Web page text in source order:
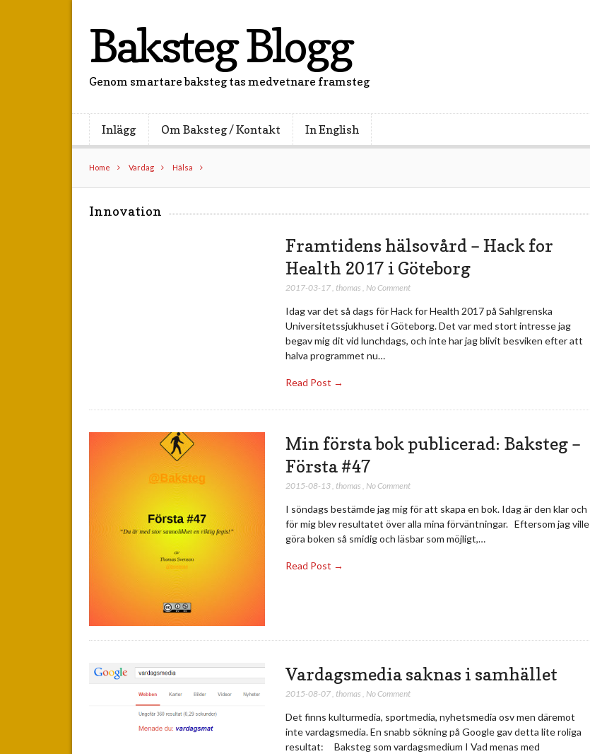
Baksteg Blogg
Genom smartare baksteg tas medvetnare framsteg
Inlägg Om Baksteg / Kontakt In English
Home Vardag Hälsa
Innovation
Framtidens hälsovård – Hack for
Health 2017 i Göteborg
2017-03-17, thomas No Comment
Idag var det så dags för Hack for Health 2017 på Sahlgrenska
Universitetssjukhuset i Göteborg. Det var med stort intresse jag
begav mig dit vid lunchdags, och inte har jag blivit besviken efter att
halva programmet nu…
Read Post →
Min första bok publicerad: Baksteg –
Första #47
2015-08-13, thomas No Comment
I söndags bestämde jag mig för att skapa en bok. Idag är den klar och
för mig blev resultatet över alla mina förväntningar. Eftersom jag ville
göra boken så smidig och läsbar som möjligt,…
Read Post →
Vardagsmedia saknas i samhället
2015-08-07, thomas No Comment
Det finns kulturmedia, sportmedia, nyhetsmedia osv men däremot
inte vardagsmedia. En snabb sökning på Google gav detta lite roliga
resultat: Baksteg som vardagsmedium I Vad menas med